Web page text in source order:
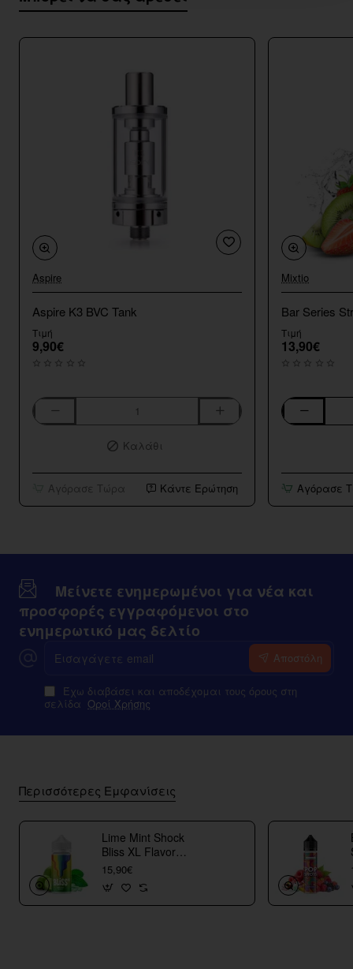
Aspire
Aspire K3 BVC Tank
Τιμή
9,90€
Aspire
Καλάθι
Αγόρασε Τώρα Κάντε Ερώτηση
Mixtio
Bar Series
Τιμή
13,90€
Bar
10ml/120ml
Αγόρασε
Μείνετε ενημερωμένοι για νέα και
προσφορές εγγραφόμενοι στο
ενημερωτικό μας δελτίο
email
Αποστόλη
Έχω διαβάσει και αποδέχομαι τους όρους στη
σελίδα Οροί Χρήσης
Περισσότερες Εμφανίσεις
Lime Mint Shock
Bliss XL Flavor
Shots
15,90€